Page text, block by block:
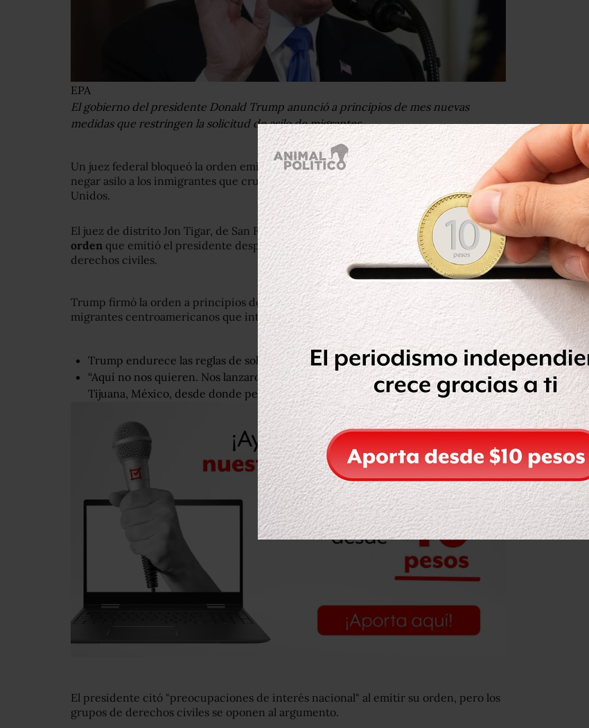
EPA
El gobierno del presidente Donald Trump anunció a principios de mes nuevas
medidas que restringen la solicitud de asilo de migrantes,
Un juez federal bloqueó la orden emitida por el presidente Donald Trump para
negar asilo a los inmigrantes que cruzan de forma ilegal la frontera sur de Estados
Unidos.
El juez de distrito Jon Tigar, de San Francisco, California,
bloqueó temporalmente la
orden que emitió el presidente después de escuchar los argumentos de grupos de
derechos civiles.
Trump firmó la orden a principios de este mes como respuesta a la caravana de
migrantes centroamericanos que intenta entrar al país.
Trump endurece las reglas de solicitud de asilo para los migrantes ilegales
“Aquí no nos quieren. Nos lanzaron piedras”: la caravana de migrantes llega a
Tijuana, México, desde donde pedirán asilo en EE.UU.
El presidente citó "preocupaciones de interés nacional" al emitir su orden, pero los
grupos de derechos civiles se oponen al argumento.